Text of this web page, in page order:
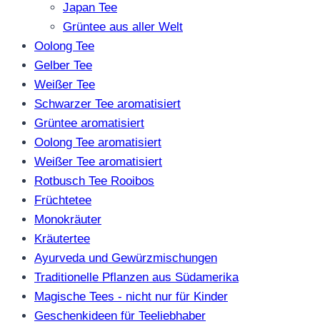
Japan Tee
Grüntee aus aller Welt
Oolong Tee
Gelber Tee
Weißer Tee
Schwarzer Tee aromatisiert
Grüntee aromatisiert
Oolong Tee aromatisiert
Weißer Tee aromatisiert
Rotbusch Tee Rooibos
Früchtetee
Monokräuter
Kräutertee
Ayurveda und Gewürzmischungen
Traditionelle Pflanzen aus Südamerika
Magische Tees - nicht nur für Kinder
Geschenkideen für Teeliebhaber